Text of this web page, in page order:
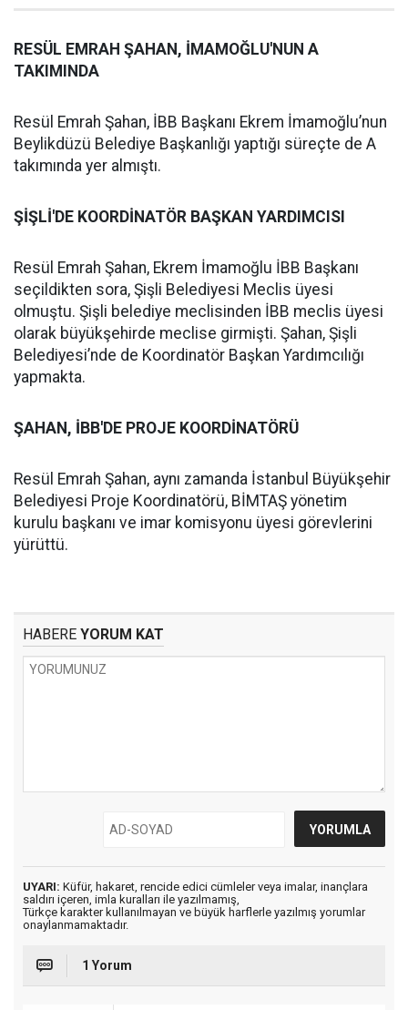
RESÜL EMRAH ŞAHAN, İMAMOĞLU'NUN A
TAKIMINDA
Resül Emrah Şahan, İBB Başkanı Ekrem İmamoğlu’nun
Beylikdüzü Belediye Başkanlığı yaptığı süreçte de A
takımında yer almıştı.
ŞİŞLİ'DE KOORDİNATÖR BAŞKAN YARDIMCISI
Resül Emrah Şahan, Ekrem İmamoğlu İBB Başkanı
seçildikten sora, Şişli Belediyesi Meclis üyesi
olmuştu. Şişli belediye meclisinden İBB meclis üyesi
olarak büyükşehirde meclise girmişti. Şahan, Şişli
Belediyesi’nde de Koordinatör Başkan Yardımcılığı
yapmakta.
ŞAHAN, İBB'DE PROJE KOORDİNATÖRÜ
Resül Emrah Şahan, aynı zamanda İstanbul Büyükşehir
Belediyesi Proje Koordinatörü, BİMTAŞ yönetim
kurulu başkanı ve imar komisyonu üyesi görevlerini
yürüttü.
HABERE YORUM KAT
UYARI: Küfür, hakaret, rencide edici cümleler veya imalar, inançlara
saldırı içeren, imla kuralları ile yazılmamış,
Türkçe karakter kullanılmayan ve büyük harflerle yazılmış yorumlar
onaylanmamaktadır.
1 Yorum